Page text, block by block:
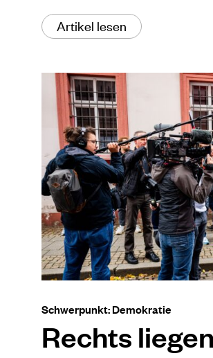
Artikel lesen
Schwerpunkt: Demokratie
Rechts